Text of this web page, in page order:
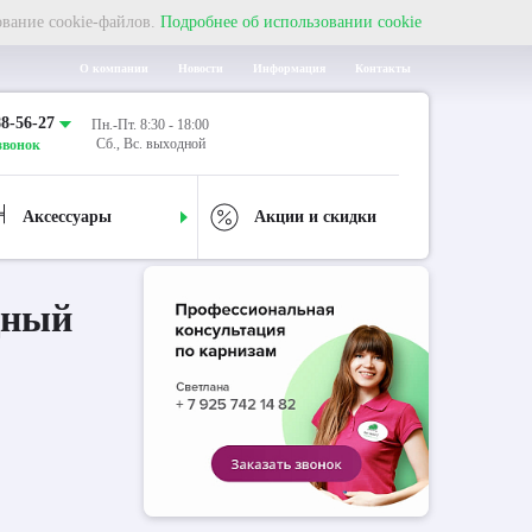
cookie-файлов. Подробнее об использовании cookie
О компании Новости Информация Контакты
56-27
Пн.-Пт. 8:30 - 18:00
Сб., Вс. выходной
Аксессуары Акции и скидки